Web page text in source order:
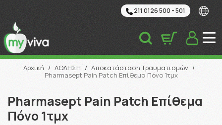
211 0126 500 - 501
Αναζήτηση
Αρχική / ΑΘΛΗΣΗ / Αποκατάσταση Τραυματισμών /
Pharmasept Pain Patch Επίθεμα Πόνο 1τμχ
Pharmasept Pain Patch Επίθεμα
Πόνο 1τμχ